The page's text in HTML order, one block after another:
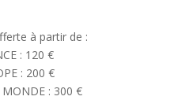
à partir de :
: 120 €
: 200 €
MONDE : 300 €